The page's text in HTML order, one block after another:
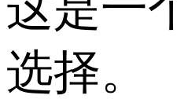
选择。